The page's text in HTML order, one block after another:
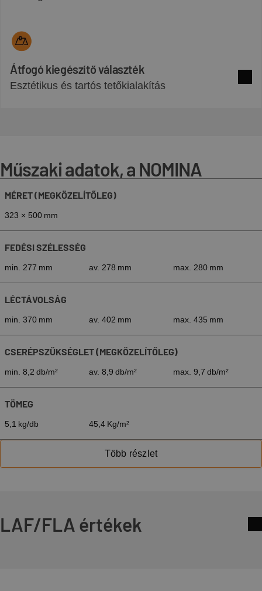
Átfogó kiegészítő választék
Esztétikus és tartós tetőkialakítás
Műszaki adatok, a NOMINA
MÉRET (MEGKÖZELÍTŐLEG)
323 × 500 mm
FEDÉSI SZÉLESSÉG
min. 277 mm av. 278 mm max. 280 mm
LÉCTÁVOLSÁG
min. 370 mm av. 402 mm max. 435 mm
CSERÉPSZÜKSÉGLET (MEGKÖZELÍTŐLEG)
min. 8,2 db/m² av. 8,9 db/m² max. 9,7 db/m²
TÖMEG
5,1 kg/db 45,4 Kg/m²
Több részlet
LAF/FLA értékek